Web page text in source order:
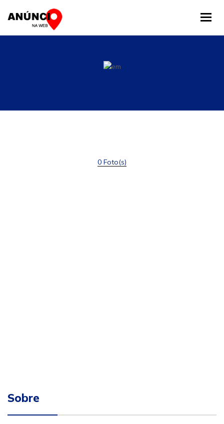
0 Foto(s)
Sobre